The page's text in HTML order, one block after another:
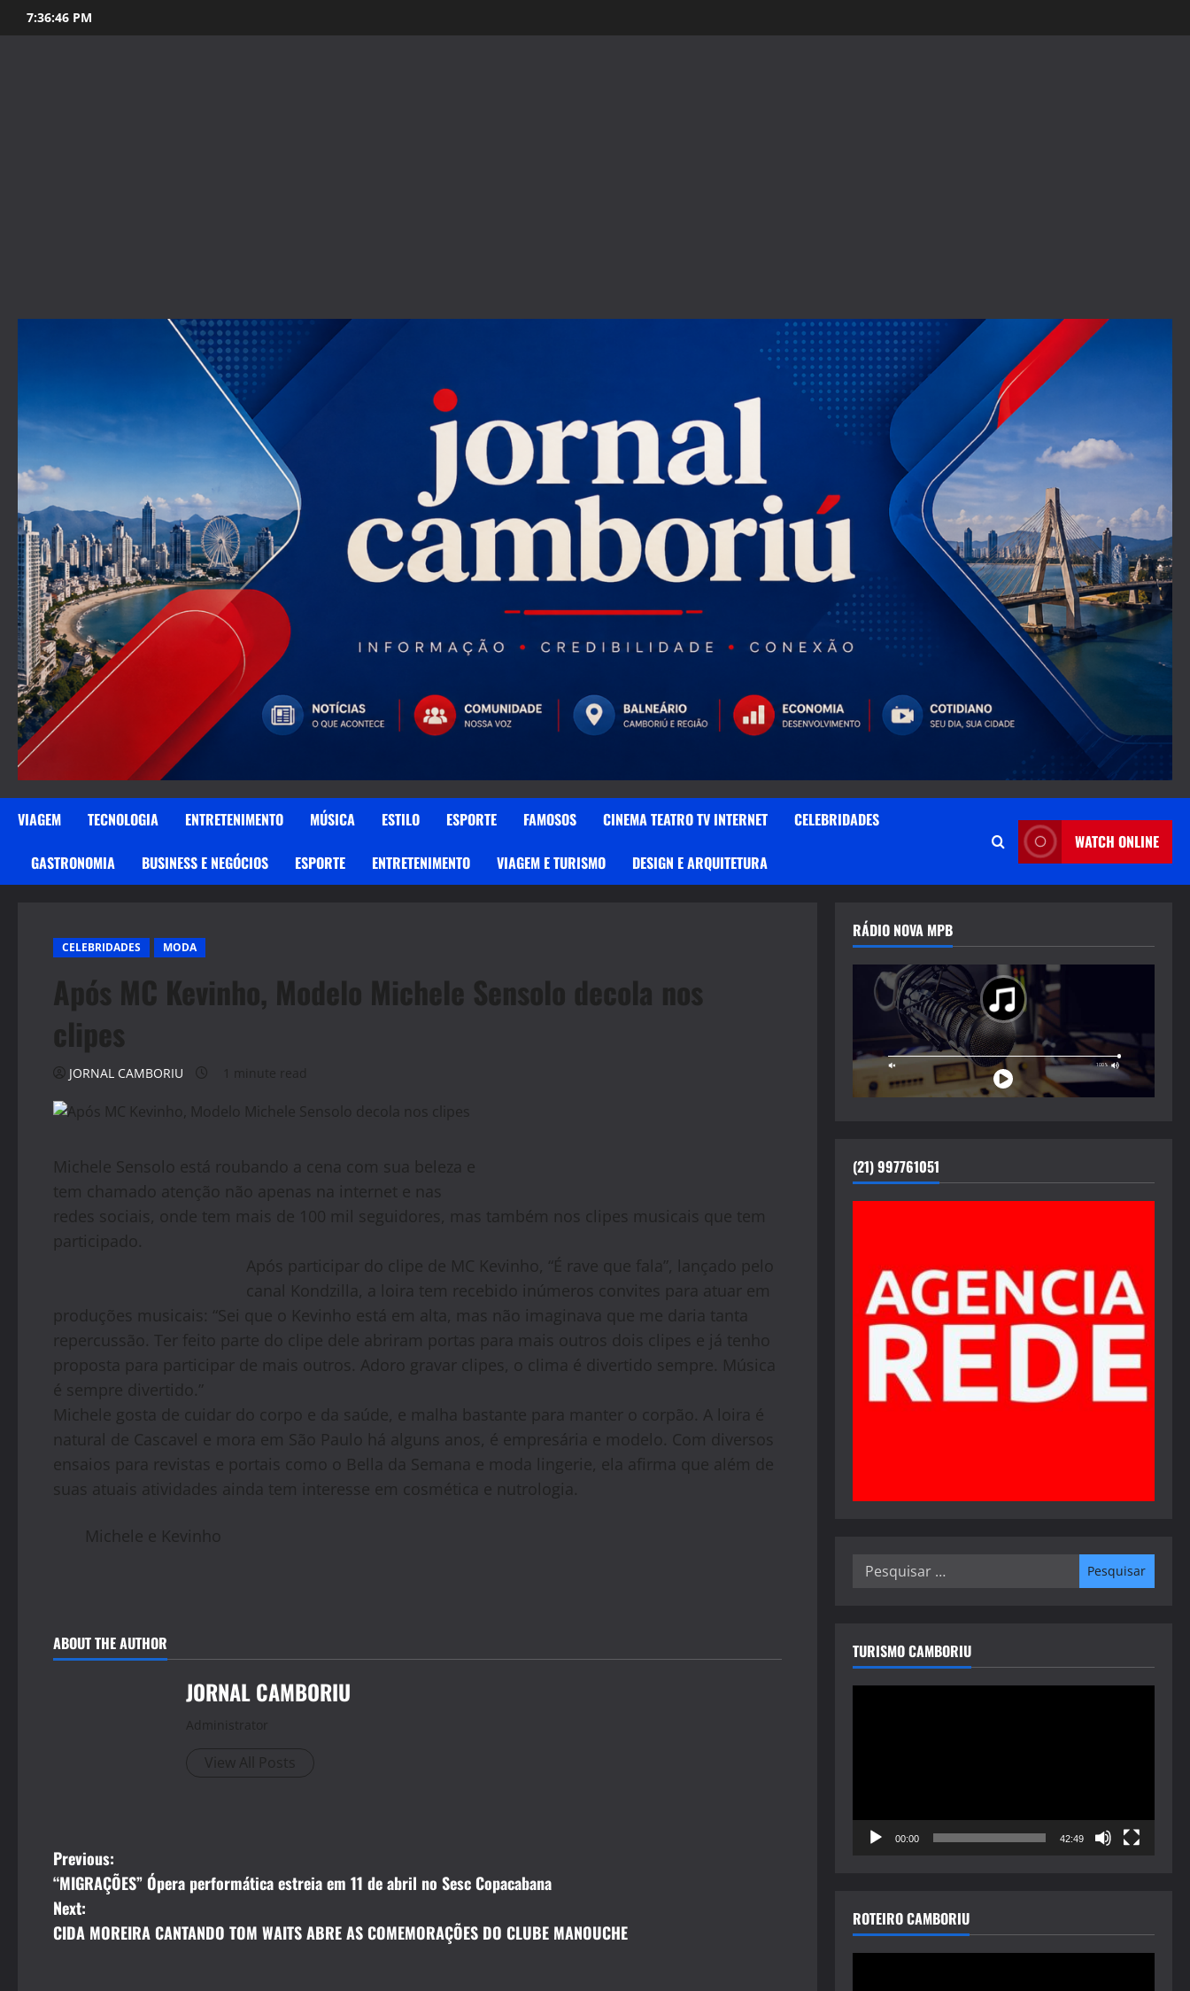
to
7:36:47 PM
VIAGEM TECNOLOGIA ENTRETENIMENTO MÚSICA ESTILO ESPORTE FAMOSOS CINEMA TEATRO TV INTERNET CELEBRIDADES
GASTRONOMIA BUSINESS E NEGÓCIOS ESPORTE ENTRETENIMENTO VIAGEM E TURISMO DESIGN E ARQUITETURA
WATCH ONLINE
CELEBRIDADES MODA
Após MC Kevinho, Modelo Michele Sensolo decola nos
clipes
JORNAL CAMBORIU 1 minute read
Michele Sensolo está roubando a cena com sua beleza e
tem chamado atenção não apenas na internet e nas
redes sociais, onde tem mais de 100 mil seguidores, mas também nos clipes musicais que tem
participado.
Após participar do clipe de MC Kevinho, “É rave que fala”, lançado pelo
canal Kondzilla, a loira tem recebido inúmeros convites para atuar em
produções musicais: “Sei que o Kevinho está em alta, mas não imaginava que me daria tanta
repercussão. Ter feito parte do clipe dele abriram portas para mais outros dois clipes e já tenho
proposta para participar de mais outros. Adoro gravar clipes, o clima é divertido sempre. Música
é sempre divertido.”
Michele gosta de cuidar do corpo e da saúde, e malha bastante para manter o corpão. A loira é
natural de Cascavel e mora em São Paulo há alguns anos, é empresária e modelo. Com diversos
ensaios para revistas e portais como o Bella da Semana e moda lingerie, ela afirma que além de
suas atuais atividades ainda tem interesse em cosmética e nutrologia.
Michele e Kevinho
ABOUT THE AUTHOR
JORNAL CAMBORIU
Administrator
View All Posts
P
o
s
Previous:
“MIGRAÇÕES” Ópera performática estreia em 11 de abril no Sesc Copacabana
Next:
CIDA MOREIRA CANTANDO TOM WAITS ABRE AS COMEMORAÇÕES DO CLUBE MANOUCHE
RÁDIO NOVA MPB
(21) 997761051
Pesquisar
TURISMO CAMBORIU
00:00 42:49
ROTEIRO CAMBORIU